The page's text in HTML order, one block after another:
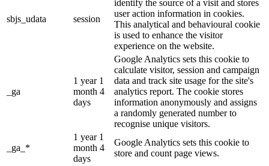
sbjs_udata session
identify the source of a visit and stores
user action information in cookies.
This analytical and behavioural cookie
is used to enhance the visitor
experience on the website.
_ga
1 year 1
month 4
days
Google Analytics sets this cookie to
calculate visitor, session and campaign
data and track site usage for the site's
analytics report. The cookie stores
information anonymously and assigns
a randomly generated number to
recognise unique visitors.
_ga_*
1 year 1
month 4
days
Google Analytics sets this cookie to
store and count page views.